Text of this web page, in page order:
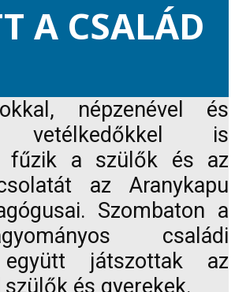
A CSALÁD
népzenével és
vetélkedőkkel is
fűzik a szülők és az
az Aranykapu
Szombaton a
családi
együtt játszottak az
és gyerekek.